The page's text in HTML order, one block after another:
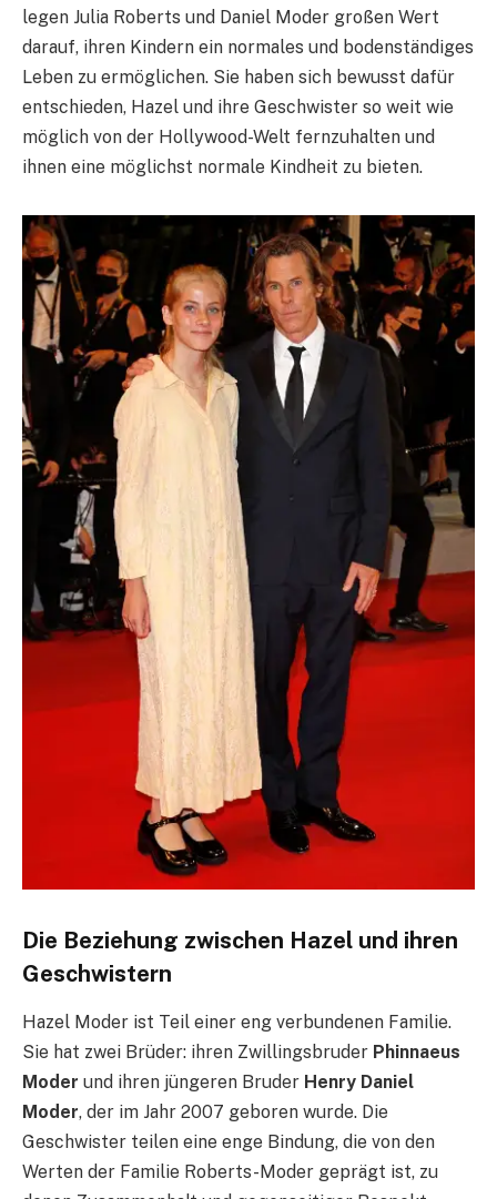
legen Julia Roberts und Daniel Moder großen Wert
darauf, ihren Kindern ein normales und bodenständiges
Leben zu ermöglichen. Sie haben sich bewusst dafür
entschieden, Hazel und ihre Geschwister so weit wie
möglich von der Hollywood-Welt fernzuhalten und
ihnen eine möglichst normale Kindheit zu bieten.
Die Beziehung zwischen Hazel und ihren
Geschwistern
Hazel Moder ist Teil einer eng verbundenen Familie.
Sie hat zwei Brüder: ihren Zwillingsbruder Phinnaeus
Moder und ihren jüngeren Bruder Henry Daniel
Moder, der im Jahr 2007 geboren wurde. Die
Geschwister teilen eine enge Bindung, die von den
Werten der Familie Roberts-Moder geprägt ist, zu